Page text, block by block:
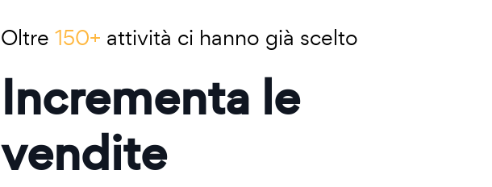
Oltre 150+ attività ci hanno già scelto
Incrementa le
vendite